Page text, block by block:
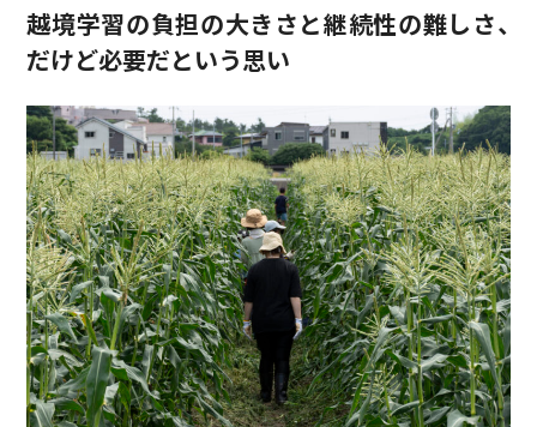
越境学習の負担の大きさと継続性の難しさ、
だけど必要だという思い